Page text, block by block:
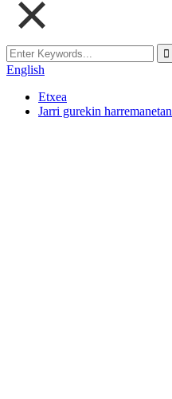
English
Etxea
Jarri gurekin harremanetan